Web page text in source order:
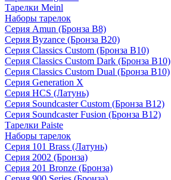
Тарелки Meinl
Наборы тарелок
Серия Amun (Бронза B8)
Серия Byzance (Бронза B20)
Серия Classics Custom (Бронза B10)
Серия Classics Custom Dark (Бронза B10)
Серия Classics Custom Dual (Бронза B10)
Серия Generation X
Серия HCS (Латунь)
Серия Soundcaster Custom (Бронза B12)
Серия Soundcaster Fusion (Бронза B12)
Тарелки Paiste
Наборы тарелок
Серия 101 Brass (Латунь)
Серия 2002 (Бронза)
Серия 201 Bronze (Бронза)